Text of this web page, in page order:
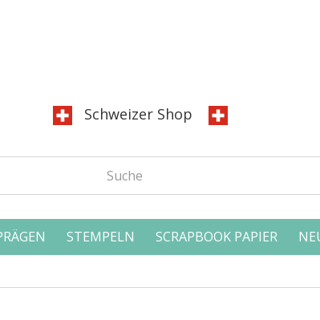
Schweizer Shop
STEMPELN SCRAPBOOK PAPIER